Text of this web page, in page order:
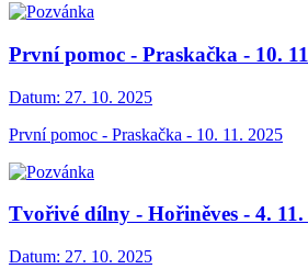
První pomoc - Praskačka - 10.
Datum: 27. 10. 2025
První pomoc - Praskačka - 10. 11. 2025
Tvořivé dílny - Hořiněves - 4. 11.
Datum: 27. 10. 2025